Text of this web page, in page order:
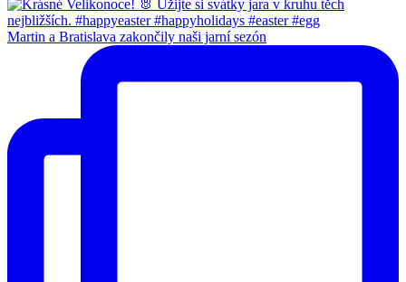
Martin a Bratislava zakončily naši jarní sezón